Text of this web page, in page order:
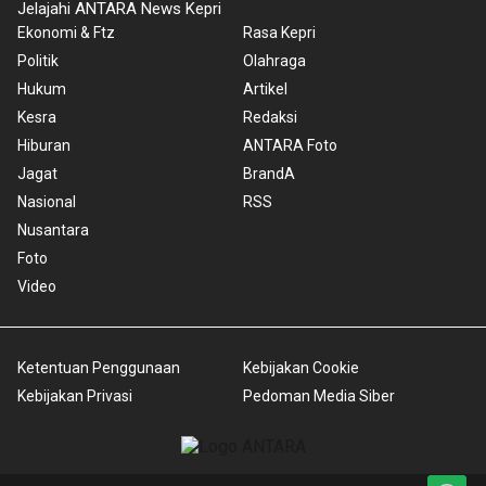
Jelajahi ANTARA News Kepri
Ekonomi & Ftz
Politik
Hukum
Kesra
Hiburan
Jagat
Nasional
Nusantara
Foto
Video
Rasa Kepri
Olahraga
Artikel
Redaksi
ANTARA Foto
BrandA
RSS
Ketentuan Penggunaan
Kebijakan Privasi
Kebijakan Cookie
Pedoman Media Siber